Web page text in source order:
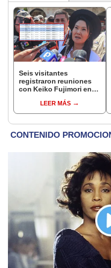
Seis visitantes
registraron reuniones
con Keiko Fujimori en
presidenta se
encontraba en Junín
LEER MÁS